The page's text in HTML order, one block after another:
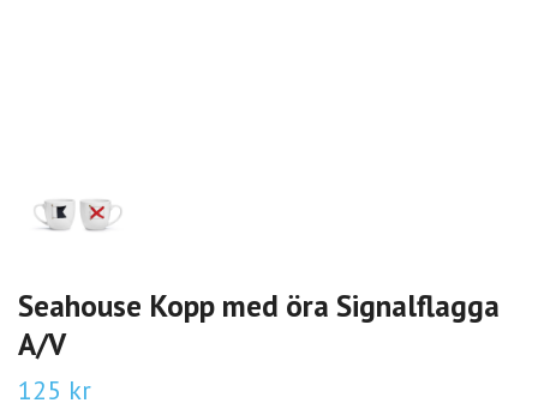
Seahouse Kopp med öra Signalflagga
A/V
125 kr